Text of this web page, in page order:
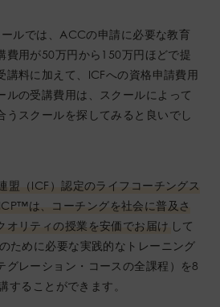
ルでは、ACCの申請に必要な教育
費用が50万円から150万円ほどで提
講料に加えて、ICFへの資格申請費用
ルの受講費用は、スクールによって
うスクールを探してみると良いでし
盟（ICF）認定のライフコーチングス
は、コーチングを社会に普及さ
オリティの授業を安価でお届け して
ために必要な実践的なトレーニング
グレーション・コースの全課程）を8
することができます。